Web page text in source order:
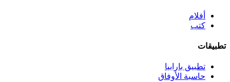
أفلام
كتب
تطبيقات
تطبيق بارابيا
حاسبة الأوفاق